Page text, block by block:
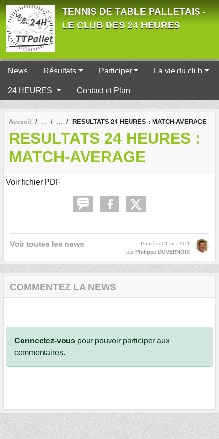
TENNIS DE TABLE PALLETAIS -
LE CLUB DES 24 HEURES
News Résultats Participer La vie du club
24 HEURES Contact et Plan
Accueil RESULTATS 24 HEURES : MATCH-AVERAGE
RESULTATS 24 HEURES :
MATCH-AVERAGE
Voir fichier PDF
Voir toutes les news Publié le 21 juin 2011
par Philippe DUVERNOIS
COMMENTEZ LA NEWS
Connectez-vous pour pouvoir participer aux
commentaires.
Panneau de gestion des cookies